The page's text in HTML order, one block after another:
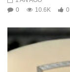
0
10.6K 0